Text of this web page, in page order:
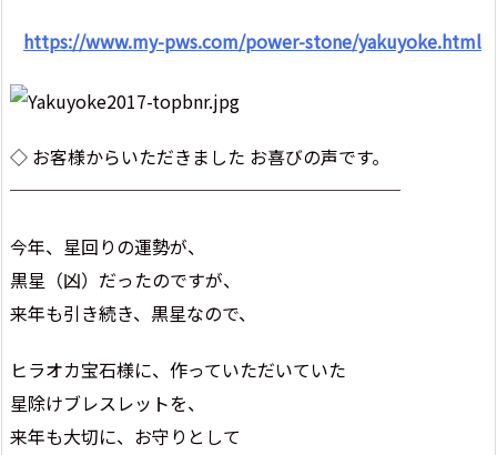
https://www.my-pws.com/power-stone/yakuyoke.html
◇ お客様からいただきました お喜びの声です。
──────────────────────
今年、星回りの運勢が、
黒星（凶）だったのですが、
来年も引き続き、黒星なので、
ヒラオカ宝石様に、作っていただいていた
星除けブレスレットを、
来年も大切に、お守りとして